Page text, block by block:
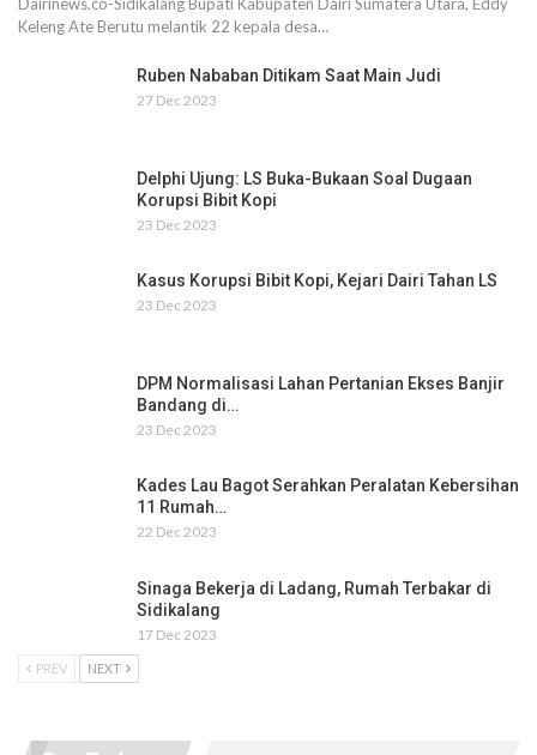
Keleng Ate Berutu melantik 22 kepala desa…
Ruben Nababan Ditikam Saat Main Judi
27 Dec 2023
Delphi Ujung: LS Buka-Bukaan Soal Dugaan
Korupsi Bibit Kopi
23 Dec 2023
Kasus Korupsi Bibit Kopi, Kejari Dairi Tahan LS
23 Dec 2023
DPM Normalisasi Lahan Pertanian Ekses Banjir
Bandang di…
23 Dec 2023
Kades Lau Bagot Serahkan Peralatan Kebersihan
11 Rumah…
22 Dec 2023
Sinaga Bekerja di Ladang, Rumah Terbakar di
Sidikalang
17 Dec 2023
PREV NEXT